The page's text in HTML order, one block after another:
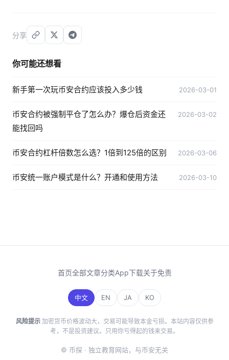
分享
你可能还想看
新手第一次玩币安合约应该投入多少钱 2026-03-01
币安合约被强制平仓了怎么办？爆仓后资金还
能找回吗
2026-03-02
币安合约杠杆倍数怎么选？1倍到125倍的区别 2026-03-06
币安统一账户模式是什么？开通和使用方法 2026-03-10
首页全部文章分类App下载关于免责
中文 EN JA KO
风险提示加密货币价格波动大，交易可能导致本金亏损。本站内容仅供参
考，不是投资建议。只用你亏得起的钱来交易。
© 币探 · 独立教育网站，与币安无关